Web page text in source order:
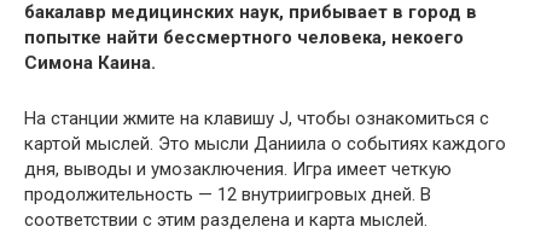
бакалавр медицинских наук, прибывает в город в
попытке найти бессмертного человека, некоего
Симона Каина.
На станции жмите на клавишу J, чтобы ознакомиться с
картой мыслей. Это мысли Даниила о событиях каждого
дня, выводы и умозаключения. Игра имеет четкую
продолжительность — 12 внутриигровых дней. В
соответствии с этим разделена и карта мыслей.